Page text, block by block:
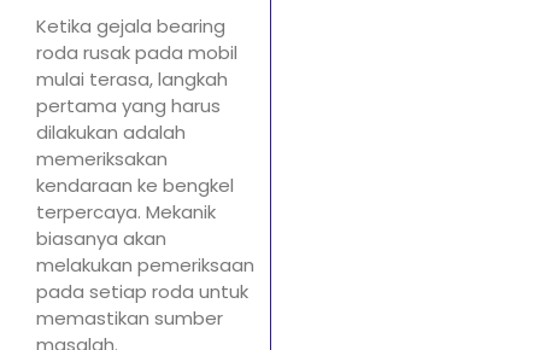
Ketika gejala bearing
roda rusak pada mobil
mulai terasa, langkah
pertama yang harus
dilakukan adalah
memeriksakan
kendaraan ke bengkel
terpercaya. Mekanik
biasanya akan
melakukan pemeriksaan
pada setiap roda untuk
memastikan sumber
masalah.